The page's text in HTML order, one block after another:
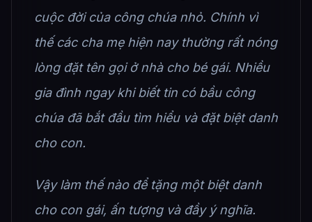
cuộc đời của công chúa nhỏ. Chính vì
thế các cha mẹ hiện nay thường rất nóng
lòng đặt tên gọi ở nhà cho bé gái. Nhiều
gia đình ngay khi biết tin có bầu công
chúa đã bắt đầu tìm hiểu và đặt biệt danh
cho con.
Vậy làm thế nào để tặng một biệt danh
cho con gái, ấn tượng và đầy ý nghĩa.